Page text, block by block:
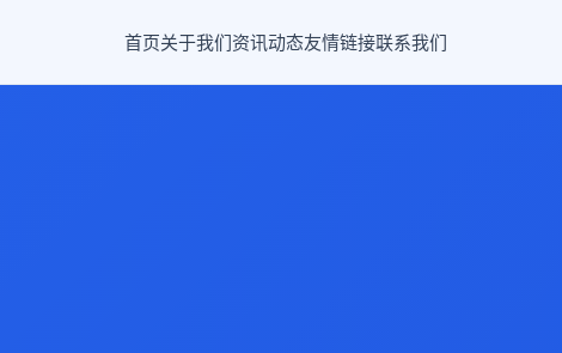
首页关于我们资讯动态友情链接联系我们